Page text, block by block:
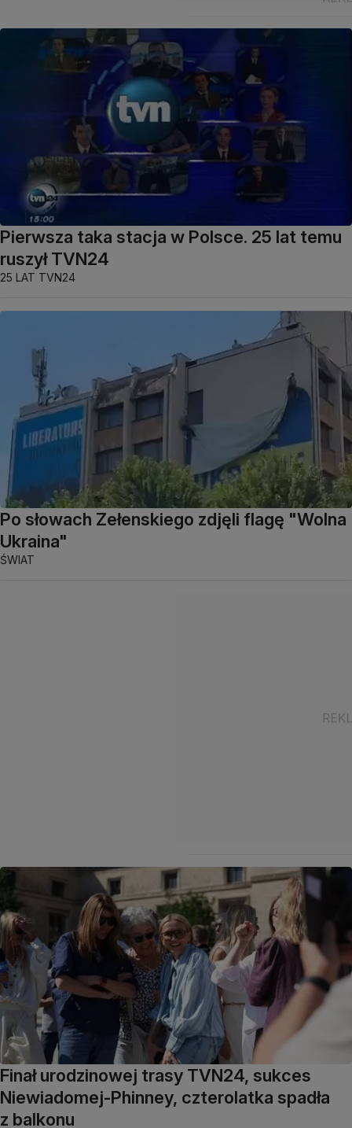
Pierwsza taka stacja w Polsce. 25 lat temu
ruszył TVN24
25 LAT TVN24
Po słowach Zełenskiego zdjęli flagę "Wolna
Ukraina"
ŚWIAT
Finał urodzinowej trasy TVN24, sukces
Niewiadomej-Phinney, czterolatka spadła
z balkonu